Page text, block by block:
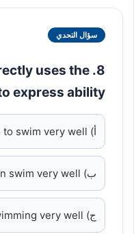
سؤال التحدي
uses the
express ability?
أ) I can to swim very well.
ب) I can swim very well.
ج) I can swimming very well.